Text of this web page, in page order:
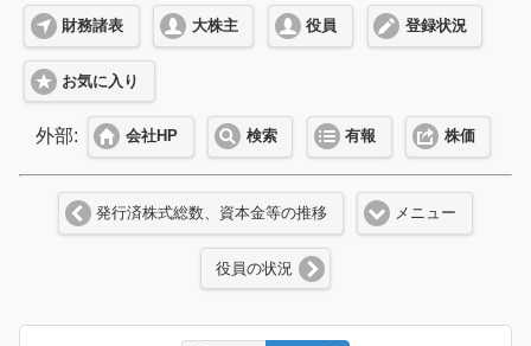
財務諸表 大株主 役員 登録状況
お気に入り
外部: 会社HP 検索 有報 株価
発行済株式総数、資本金等の推移 メニュー
役員の状況